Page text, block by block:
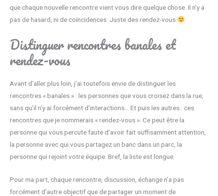
que chaque nouvelle rencontre vient vous dire quelque chose. Il n’y a
pas de hasard, ni de coïncidences. Juste des rendez-vous
Distinguer rencontres banales et
rendez-vous
Avant d’aller plus loin, j’ai toutefois envie de distinguer les
rencontres « banales » : les personnes que vous croisez dans la rue,
sans qu’il n’y ai forcément d’interactions… Et puis les autres : ces
rencontres que je nommerais « rendez-vous ». Ce peut être la
personne qui vous percute faute d’avoir fait suffisamment attention,
la personne avec qui vous partagez un banc dans un parc, la
personne qui rejoint votre équipe. Bref, la liste est longue.
Pour ma part, chaque rencontre, discussion, échange n’a pas
forcément d’autre objectif que de partager un moment de